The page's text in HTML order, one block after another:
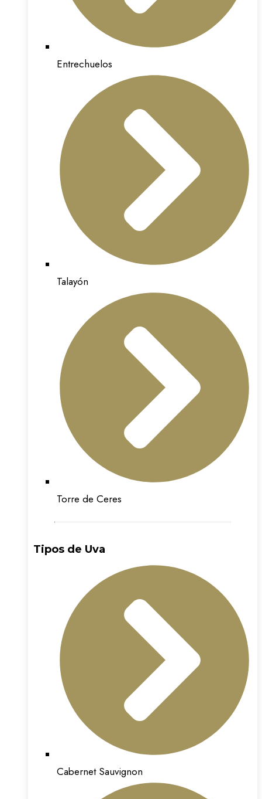
Entrechuelos
Talayón
Torre de Ceres
Tipos de Uva
Cabernet Sauvignon